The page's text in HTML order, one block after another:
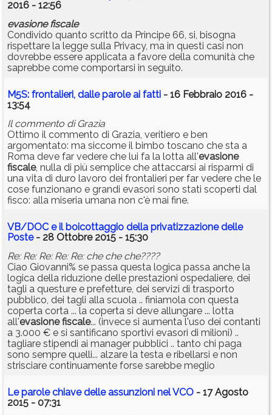
2016 - 12:56
evasione fiscale
Condivido quanto scritto da Principe 66, si, bisogna
rispettare la legge sulla Privacy, ma in questi casi non
dovrebbe essere applicata a favore della comunità che
saprebbe come comportarsi in seguito.
M5S: frontalieri, dalle parole ai fatti - 16 Febbraio 2016 -
13:54
Il commento di Grazia
Ottimo il commento di Grazia, veritiero e ben
argomentato: ma siccome il bimbo toscano che sta a
Roma deve far vedere che lui fa la lotta all'evasione
fiscale, nulla di più semplice che attaccarsi ai risparmi di
una vita di duro lavoro dei frontalieri per far vedere che le
cose funzionano e grandi evasori sono stati scoperti dal
fisco: alla miseria umana non c'è mai fine.
VB/DOC e il boicottaggio della privatizzazione delle
Poste- 28 Ottobre 2015 - 15:30
Re: Re: Re: Re: Re: che che che????
Ciao Giovanni% se passa questa logica passa anche la
logica della riduzione delle prestazioni ospedaliere, dei
tagli a questure e prefetture, dei servizi di trasporto
pubblico, dei tagli alla scuola .. finiamola con questa
coperta corta ... la coperta si deve allungare ... lotta
all'evasione fiscale... (invece si aumenta l'uso dei contanti
a 3.000 € e si santificano sportivi evasori di milioni) ..
tagliare stipendi ai manager pubblici .. tanto chi paga
sono sempre quelli... alzare la testa e ribellarsi e non
strisciare continuamente forse sarebbe meglio
Le parole chiave delle assunzioni nel VCO - 17 Agosto
2015 - 07:31